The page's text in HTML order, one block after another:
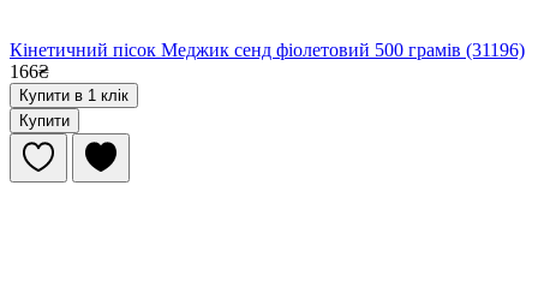
Кінетичний пісок Меджик сенд фіолетовий 500 грамів (31196)
166₴
Купити в 1 клік
Купити